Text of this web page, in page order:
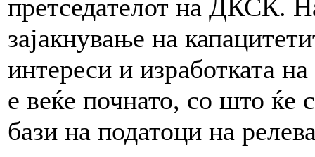
претседателот на ДКСК.
зајакнување на
интереси и изработката
е веќе почнато, со што ќе
бази на податоци на